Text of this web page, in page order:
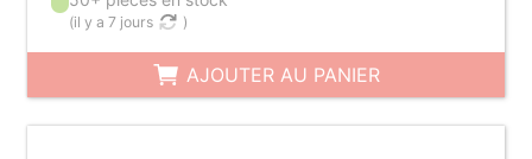
(il y a 7 jours )
AJOUTER AU PANIER